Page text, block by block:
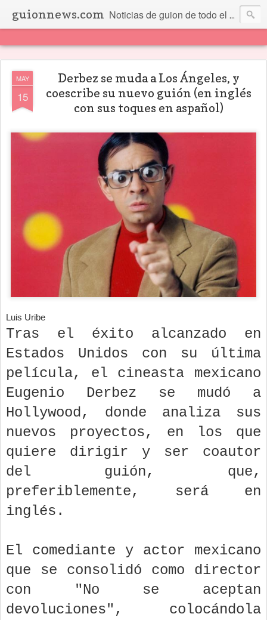
guionnews.com Noticias de guion de todo el mundo... Y más.
MAY
15
Derbez se muda a Los Ángeles, y
coescribe su nuevo guión (en inglés
con sus toques en aspañol)
Luis Uribe
Tras el éxito alcanzado en
Estados Unidos con su última
película, el cineasta mexicano
Eugenio Derbez se mudó a
Hollywood, donde analiza sus
nuevos proyectos, en los que
quiere dirigir y ser coautor
del guión, que,
preferiblemente, será en
inglés.
El comediante y actor mexicano
que se consolidó como director
con "No se aceptan
devoluciones", colocándola